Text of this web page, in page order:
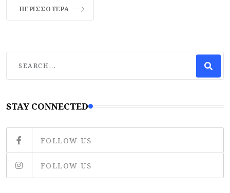
ΠΕΡΙΣΣΌΤΕΡΑ
STAY CONNECTED
FOLLOW US
FOLLOW US